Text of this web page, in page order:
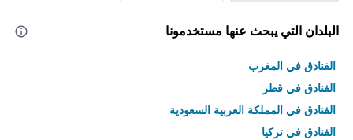
البلدان التي يبحث عنها مستخدمونا
الفنادق في المغرب
الفنادق في قطر
الفنادق في المملكة العربية السعودية
الفنادق في تركيا